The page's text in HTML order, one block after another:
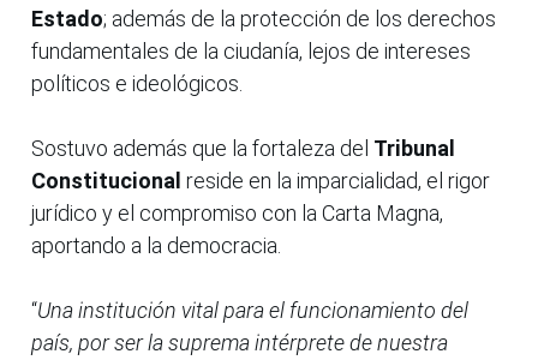
Estado; además de la protección de los derechos
fundamentales de la ciudanía, lejos de intereses
políticos e ideológicos.
Sostuvo además que la fortaleza del Tribunal
Constitucional reside en la imparcialidad, el rigor
jurídico y el compromiso con la Carta Magna,
aportando a la democracia.
“Una institución vital para el funcionamiento del
país, por ser la suprema intérprete de nuestra